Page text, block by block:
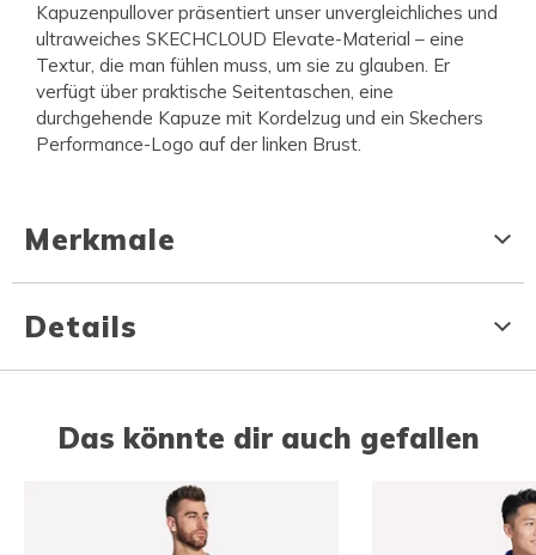
Kapuzenpullover präsentiert unser unvergleichliches und
ultraweiches SKECHCLOUD Elevate-Material – eine
Textur, die man fühlen muss, um sie zu glauben. Er
verfügt über praktische Seitentaschen, eine
durchgehende Kapuze mit Kordelzug und ein Skechers
Performance-Logo auf der linken Brust.
Merkmale
Details
Das könnte dir auch gefallen